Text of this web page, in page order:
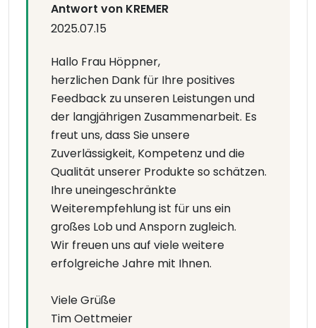
Antwort von KREMER
2025.07.15
Hallo Frau Höppner,
herzlichen Dank für Ihre positives
Feedback zu unseren Leistungen und
der langjährigen Zusammenarbeit. Es
freut uns, dass Sie unsere
Zuverlässigkeit, Kompetenz und die
Qualität unserer Produkte so schätzen.
Ihre uneingeschränkte
Weiterempfehlung ist für uns ein
großes Lob und Ansporn zugleich.
Wir freuen uns auf viele weitere
erfolgreiche Jahre mit Ihnen.
Viele Grüße
Tim Oettmeier